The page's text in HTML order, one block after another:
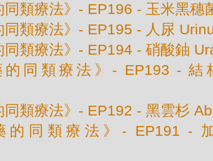
同類療法》- EP196 - 玉米黑
同類療法》- EP195 - 人尿
同類療法》- EP194 - 硝酸鈾
的同類療法》- EP193 - 結
同類療法》- EP192 - 黑雲杉
的同類療法》- EP191 -